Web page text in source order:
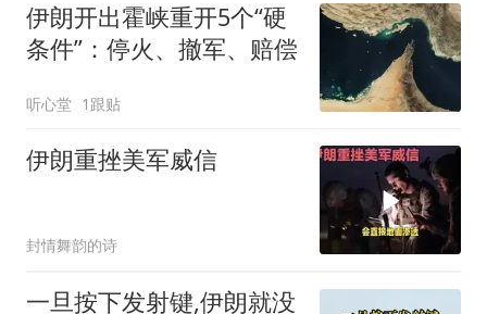
伊朗开出霍峡重开5个“硬
条件”：停火、撤军、赔偿
听心堂 1跟贴
伊朗重挫美军威信
封情舞韵的诗
一旦按下发射键,伊朗就没